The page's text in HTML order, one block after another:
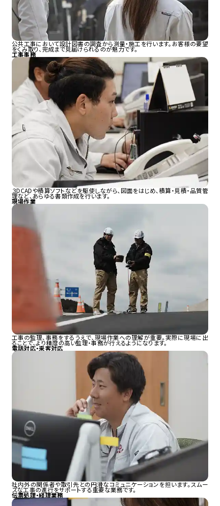
公共工事において設計図書の調査から測量・施工を行います。お客様の要望
をくみ取り、完成まで見届けられるのが魅力です。
工事事務
３DCADや積算ソフトなどを駆使しながら、図面をはじめ、積算・見積・品質管
理など、あらゆる書類作成を行います。
現場作業
工事の監理、事務をするうえで、現場作業への理解が重要。実際に現場に出
ることで、より精度の高い監理・事務が行えるようになります。
電話対応・来客対応
社内外の関係者や取引先との円滑なコミュニケーションを担います。スムー
ズな工事の進行をサポートする重要な業務です。
伝票処理・経理業務